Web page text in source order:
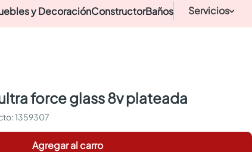
y DecoraciónConstructorBaños Servicios
force glass 8v plateada
:1359307
Agregar al carro